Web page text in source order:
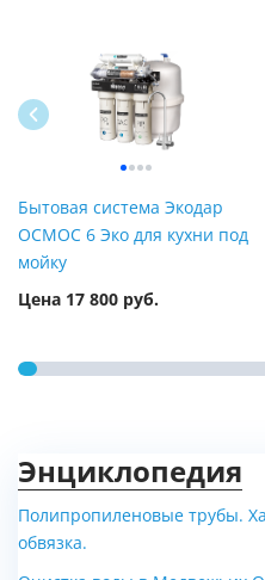
Бытовая система Экодар
ОСМОС 6 Эко для кухни под
мойку
Цена 17 800 руб.
Напольный дизельный
Энциклопедия
Полипропиленовые трубы.
обвязка.